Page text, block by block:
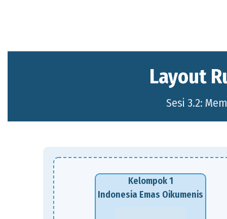
Layout
Sesi 3.2:
Kelompok 1
Indonesia Emas Oikumenis